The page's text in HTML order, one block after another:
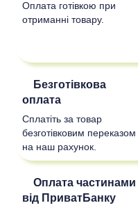
Оплата готівкою при
отриманні товару.
Безготівкова
оплата
Сплатіть за товар
безготівковим переказом
на наш рахунок.
Оплата частинами
від ПриватБанку